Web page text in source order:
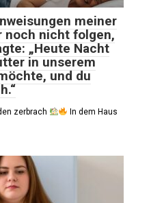
meiner
noch nicht folgen,
„Heute Nacht
in unserem
und du
zerbrach
In dem Haus